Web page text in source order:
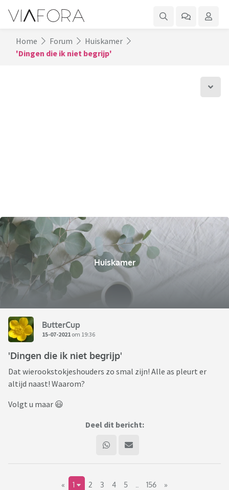
Home Forum
Huiskamer
'Dingen die ik niet begrijp'
Huiskamer
ButterCup
15-07-2021 om 19:36
'Dingen die ik niet begrijp'
Dat wierookstokjeshouders zo smal zijn! Alle as pleurt er
altijd naast! Waarom?
Volgt u maar 😃
Deel dit bericht:
« 1 2 3 4 5 156 »